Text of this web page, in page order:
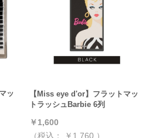
ッ
【Miss eye d'or】フラットマッ
トラッシュBarbie 6列
￥1,600
（税込：
￥1,760 ）